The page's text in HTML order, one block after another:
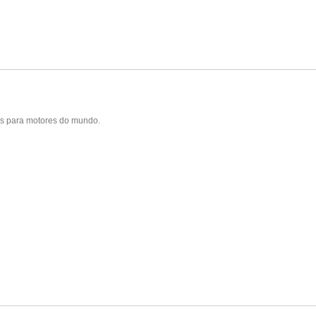
para motores do mundo.